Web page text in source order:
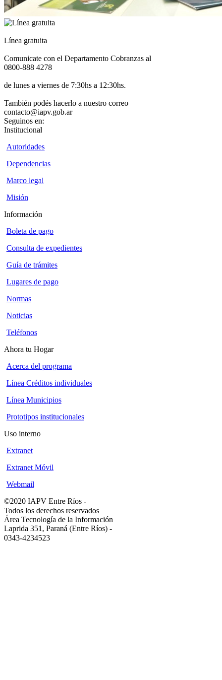
Línea gratuita
Comunicate con el Departamento Cobranzas al
0800-888 4278
de lunes a viernes de 7:30hs a 12:30hs.
También podés hacerlo a nuestro correo
contacto@iapv.gob.ar
Seguinos en:
Institucional
Autoridades
Dependencias
Marco legal
Misión
Información
Boleta de pago
Consulta de expedientes
Guía de trámites
Lugares de pago
Normas
Noticias
Teléfonos
Ahora tu Hogar
Acerca del programa
Línea Créditos individuales
Línea Municipios
Prototipos institucionales
Uso interno
Extranet
Extranet Móvil
Webmail
©2020 IAPV Entre Ríos -
Todos los derechos reservados
Área Tecnología de la Información
Laprida 351, Paraná (Entre Ríos) -
0343-4234523